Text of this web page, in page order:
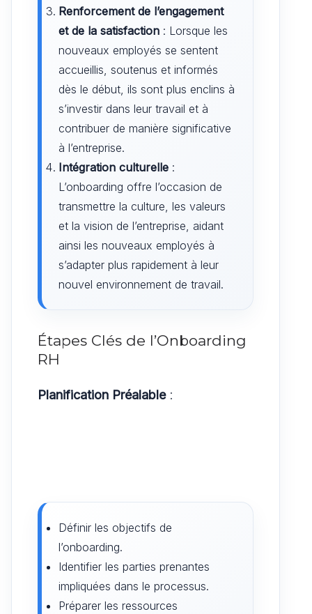
Renforcement de l’engagement
et de la satisfaction : Lorsque les
nouveaux employés se sentent
accueillis, soutenus et informés
dès le début, ils sont plus enclins à
s’investir dans leur travail et à
contribuer de manière significative
à l’entreprise.
Intégration culturelle :
L’onboarding offre l’occasion de
transmettre la culture, les valeurs
et la vision de l’entreprise, aidant
ainsi les nouveaux employés à
s’adapter plus rapidement à leur
nouvel environnement de travail.
Étapes Clés de l’Onboarding
RH
Planification Préalable:
Définir les objectifs de
l’onboarding.
Identifier les parties prenantes
impliquées dans le processus.
Préparer les ressources